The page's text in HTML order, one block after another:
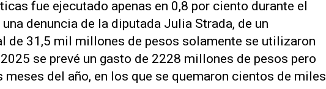
fue ejecutado apenas en 0,8 por ciento durante el
denuncia de la diputada Julia Strada, de un
de 31,5 mil millones de pesos solamente se utilizaron
se prevé un gasto de 2228 millones de pesos pero
meses del año, en los que se quemaron cientos de miles